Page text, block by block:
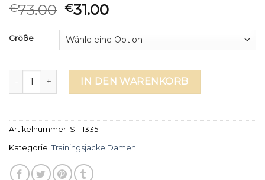
€73.00 €31.00
Größe
trainingsjacke damen MengeIN DEN WARENKORB
Artikelnummer: ST-1335
Kategorie: Trainingsjacke Damen